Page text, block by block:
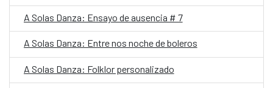
A Solas Danza: Ensayo de ausencia # 7
A Solas Danza: Entre nos noche de boleros
A Solas Danza: Folklor personalizado